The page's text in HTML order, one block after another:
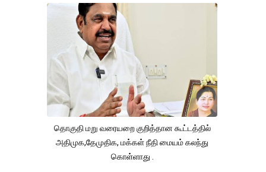
தொகுதி மறு வரையறை குறித்தான கூட்டத்தில்
அதிமுக,தேமுதிக, மக்கள் நீதி மையம் கலந்து
கொள்ளாது .